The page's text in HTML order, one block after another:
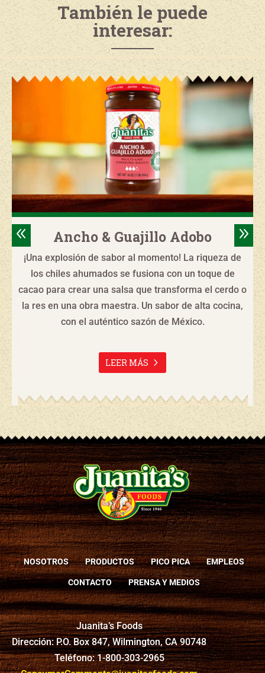
También le puede
interesar:
Ancho & Guajillo Adobo
¡Una explosión de sabor al momento! La riqueza de
los chiles ahumados se fusiona con un toque de
cacao para crear una salsa que transforma el cerdo o
la res en una obra maestra. Un sabor de alta cocina,
con el auténtico sazón de México.
LEER MÁS
8 9
NOSOTROS PRODUCTOS PICO PICA EMPLEOS
CONTACTO PRENSA Y MEDIOS
Juanita’s Foods
Dirección: P.O. Box 847, Wilmington, CA 90748
Teléfono: 1-800-303-2965